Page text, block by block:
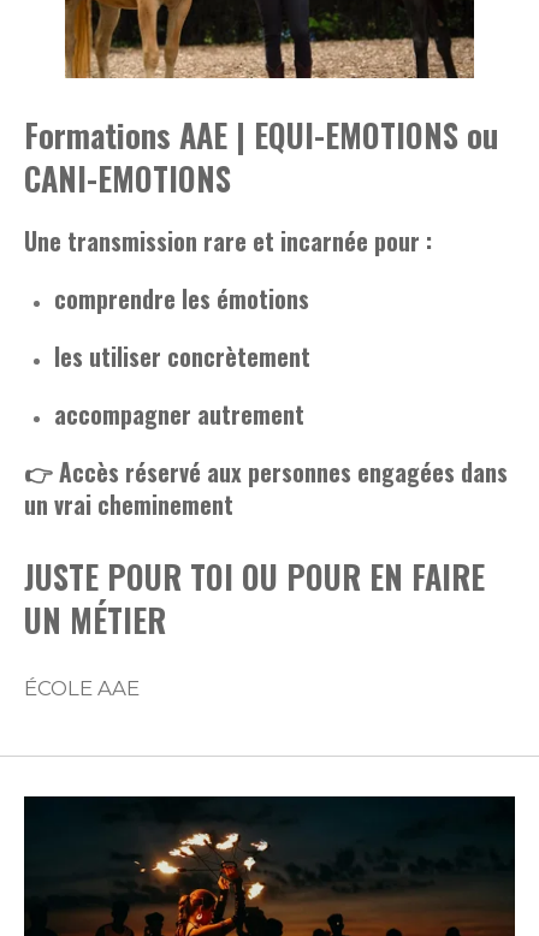
Formations AAE | EQUI-EMOTIONS ou
CANI-EMOTIONS
Une transmission rare et incarnée pour :
comprendre les émotions
les utiliser concrètement
accompagner autrement
👉 Accès réservé aux personnes engagées dans
un vrai cheminement
JUSTE POUR TOI OU POUR EN FAIRE
UN MÉTIER
ÉCOLE AAE